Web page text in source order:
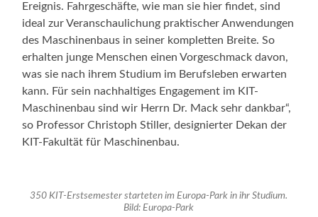
Ereignis. Fahrgeschäfte, wie man sie hier findet, sind
ideal zur Veranschaulichung praktischer Anwendungen
des Maschinenbaus in seiner kompletten Breite. So
erhalten junge Menschen einen Vorgeschmack davon,
was sie nach ihrem Studium im Berufsleben erwarten
kann. Für sein nachhaltiges Engagement im KIT-
Maschinenbau sind wir Herrn Dr. Mack sehr dankbar“,
so Professor Christoph Stiller, designierter Dekan der
KIT-Fakultät für Maschinenbau.
350 KIT-Erstsemester starteten im Europa-Park in ihr Studium.
Bild: Europa-Park